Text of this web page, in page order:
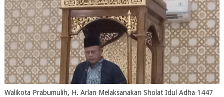
Walikota Prabumulih, H. Arlan Melaksanakan Sholat Idul Adha 1447